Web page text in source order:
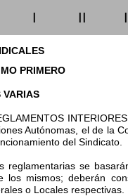
I II
PRIMERO
VARIAS
Autónomas, el de la
del Sindicato.
reglamentarias se
los mismos; deberán
o Locales respectivas.